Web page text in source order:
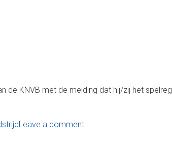
de KNVB met de melding dat hij/zij het
Leave a comment